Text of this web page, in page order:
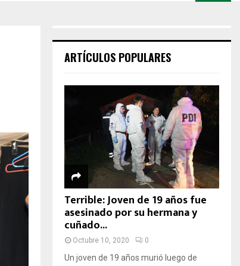
ARTÍCULOS POPULARES
Terrible: Joven de 19 años fue
asesinado por su hermana y
cuñado...
Octubre 10, 2020 0
Un joven de 19 años murió luego de